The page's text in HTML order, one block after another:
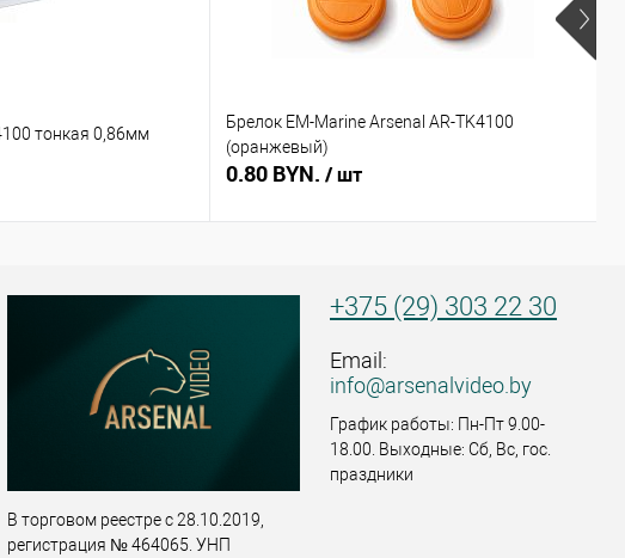
тонкая 0,86мм
Брелок EM-Marine Arsenal AR-TK4100
(оранжевый)
0.80 BYN. / шт
В торговом реестре с 28.10.2019,
регистрация № 464065. УНП
+375 (29) 303 22 30
Email:
info@arsenalvideo.by
График работы: Пн-Пт 9.00-
18.00. Выходные: Сб, Вс, гос.
праздники